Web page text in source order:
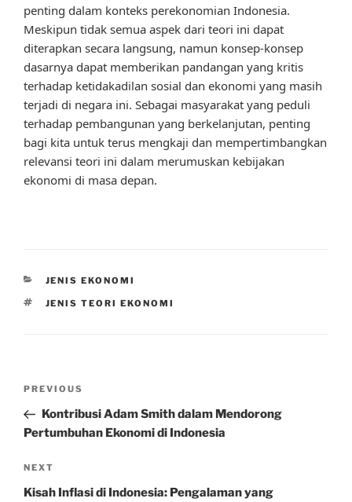
penting dalam konteks perekonomian Indonesia.
Meskipun tidak semua aspek dari teori ini dapat
diterapkan secara langsung, namun konsep-konsep
dasarnya dapat memberikan pandangan yang kritis
terhadap ketidakadilan sosial dan ekonomi yang masih
terjadi di negara ini. Sebagai masyarakat yang peduli
terhadap pembangunan yang berkelanjutan, penting
bagi kita untuk terus mengkaji dan mempertimbangkan
relevansi teori ini dalam merumuskan kebijakan
ekonomi di masa depan.
CATEGORIES
JENIS EKONOMI
TAGS
JENIS TEORI EKONOMI
Previous
Post
PREVIOUS
Kontribusi Adam Smith dalam Mendorong
Pertumbuhan Ekonomi di Indonesia
Next
Post
NEXT
Kisah Inflasi di Indonesia: Pengalaman yang